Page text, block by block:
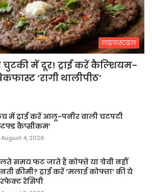
लाइफस्टाइल
चुटकी में दूर! ट्राई करें कैल्शियम-
‘रागी थालीपीठ’
में ट्राई करें आलू-पनीर वाली चटपटी
कैप्सीकम’
August 4, 2026
समय फट जाते हैं कोफ्ते या ग्रेवी नहीं
क्रीमी? ट्राई करें ‘मलाई कोफ्ता’ की ये
रेसिपी